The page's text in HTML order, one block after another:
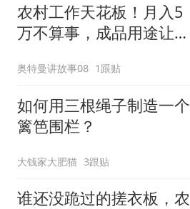
农村工作天花板！月入5
万不算事，成品用途让多
奥特曼讲故事08 1跟贴
如何用三根绳子制造一个
篱笆围栏？
大钱家大肥猫 3跟贴
谁还没跪过的搓衣板，农